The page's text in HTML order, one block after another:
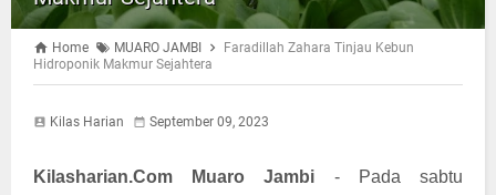
Home MUARO JAMBI
Faradillah Zahara Tinjau Kebun
Hidroponik Makmur Sejahtera
Kilas Harian September 09, 2023
Kilasharian.Com Muaro Jambi - Pada sabtu